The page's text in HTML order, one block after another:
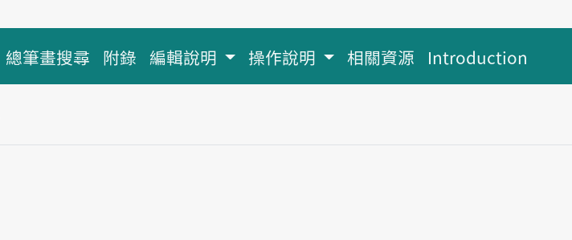
總筆畫搜尋 附錄 編輯說明 操作說明 相關資源 Introduction